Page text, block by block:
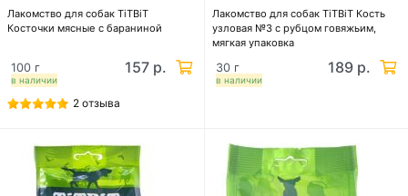
Лакомство для собак TiTBiT
Косточки мясные с бараниной
в наличии
100 г 157 р.
2 отзыва
Лакомство для собак TiTBiT Кость
узловая №3 с рубцом говяжьим,
мягкая упаковка
в наличии
30 г 189 р.